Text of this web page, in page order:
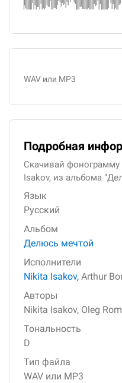
WAV или MP3
Подробная
Скачивай фонограмму
Isakov, из альбома
Язык
Русский
Альбом
Делюсь мечтой
Исполнители
Nikita Isakov, Arthur
Авторы
Nikita Isakov, Oleg
Тональность
D
Тип файла
WAV или MP3